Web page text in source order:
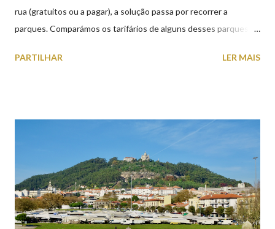
rua (gratuitos ou a pagar), a solução passa por recorrer a
parques. Comparámos os tarifários de alguns desses parques de
subterrâneos) perto do centro da cidade (entenda-se por
subterrâneos. O Parque da Estação Viana Shopping é grátis de
2ª a 5ª feira a partir das 20:00 (DIAS ÚTEIS)
PARTILHAR LER MAIS